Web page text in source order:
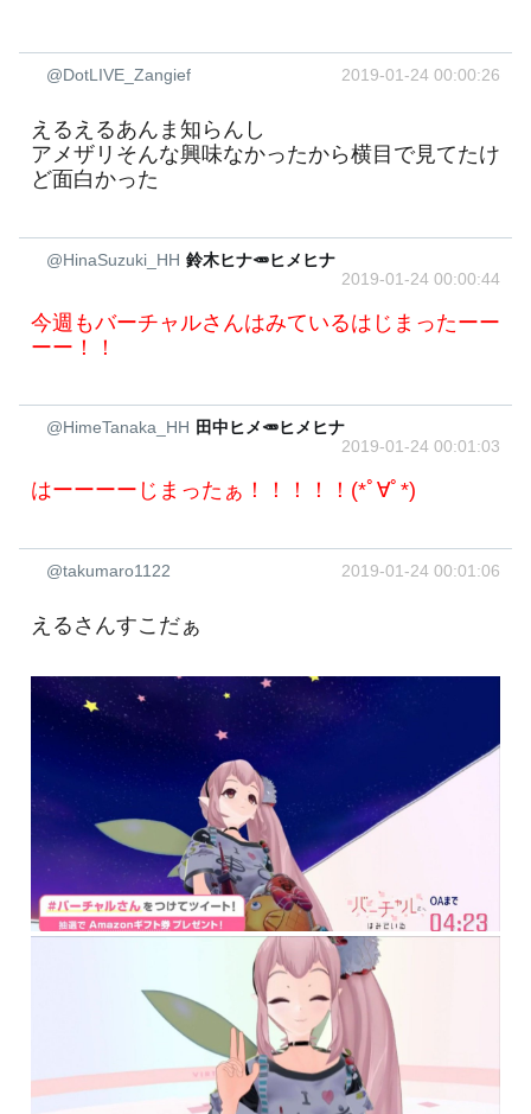
@DotLIVE_Zangief 2019-01-24 00:00:26
えるえるあんま知らんし
アメザリそんな興味なかったから横目で見てたけ
ど面白かった
@HinaSuzuki_HH 鈴木ヒナ🥕ヒメヒナ
2019-01-24 00:00:44
今週もバーチャルさんはみているはじまったーー
ーー！！
@HimeTanaka_HH 田中ヒメ🥕ヒメヒナ
2019-01-24 00:01:03
はーーーーじまったぁ！！！！！(*ﾟ∀ﾟ*)
@takumaro1122 2019-01-24 00:01:06
えるさんすこだぁ